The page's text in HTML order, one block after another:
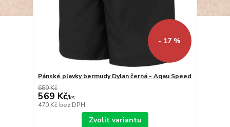
- 17 %
Pánské plavky bermudy Dylan černá - Aqau Speed
689 Kč
569 Kč/ks
470 Kč bez DPH
Zvolit variantu